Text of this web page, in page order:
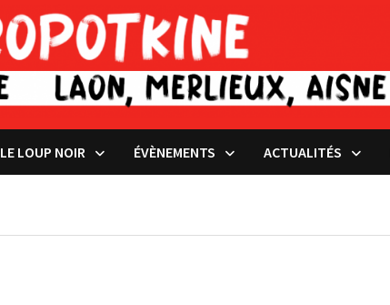
LE LOUP NOIR ÉVÈNEMENTS ACTUALITÉS